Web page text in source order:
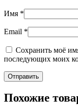
Имя *
Email *
Сохранить моё
последующих моих
Похожие